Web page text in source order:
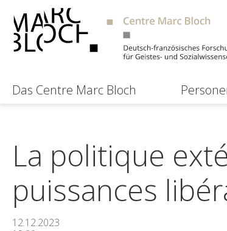
Das Centre Marc Bloch
La politique
puissances
12.12.2023